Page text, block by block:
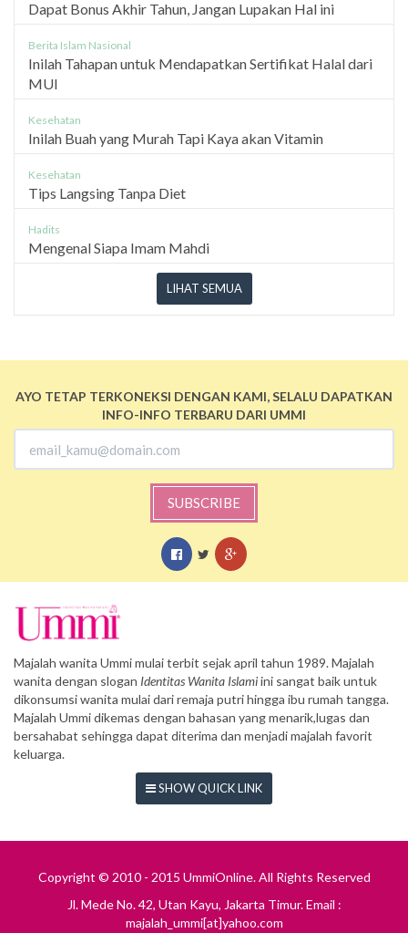
Dapat Bonus Akhir Tahun, Jangan Lupakan Hal ini
Berita Islam Nasional
Inilah Tahapan untuk Mendapatkan Sertifikat Halal dari
MUI
Kesehatan
Inilah Buah yang Murah Tapi Kaya akan Vitamin
Kesehatan
Tips Langsing Tanpa Diet
Hadits
Mengenal Siapa Imam Mahdi
LIHAT SEMUA
AYO TETAP TERKONEKSI DENGAN KAMI, SELALU DAPATKAN
INFO-INFO TERBARU DARI UMMI
SUBSCRIBE
Majalah wanita Ummi mulai terbit sejak april tahun 1989. Majalah
wanita dengan slogan Identitas Wanita Islamiini sangat baik untuk
dikonsumsi wanita mulai dari remaja putri hingga ibu rumah tangga.
Majalah Ummi dikemas dengan bahasan yang menarik,lugas dan
bersahabat sehingga dapat diterima dan menjadi majalah favorit
keluarga.
SHOW QUICK LINK
Copyright © 2010 - 2015 UmmiOnline. All Rights Reserved
Jl. Mede No. 42, Utan Kayu, Jakarta Timur. Email :
majalah_ummi[at]yahoo.com